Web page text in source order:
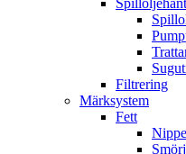
Filtrering
Märksystem
Fett